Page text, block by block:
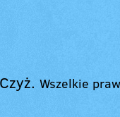
Wszelkie